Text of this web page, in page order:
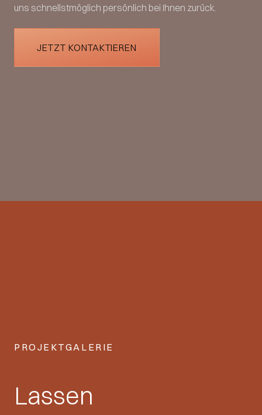
uns schnellstmöglich persönlich bei Ihnen zurück.
JETZT KONTAKTIEREN
PROJEKTGALERIE
Lassen